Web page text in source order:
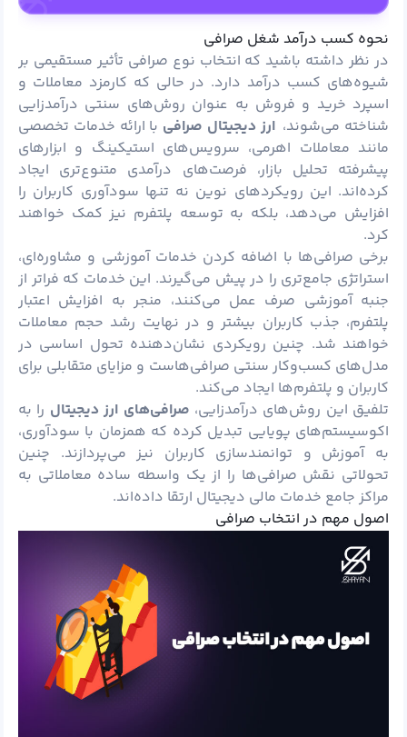
نحوه کسب درآمد شغل صرافی
در نظر داشته باشید که انتخاب نوع صرافی تأثیر مستقیمی بر
شیوه‌های کسب درآمد دارد. در حالی که کارمزد معاملات و
اسپرد خرید و فروش به عنوان روش‌های سنتی درآمدزایی
شناخته می‌شوند، ارز دیجیتال صرافی با ارائه خدمات تخصصی
مانند معاملات اهرمی، سرویس‌های استیکینگ و ابزارهای
پیشرفته تحلیل بازار، فرصت‌های درآمدی متنوع‌تری ایجاد
کرده‌اند. این رویکردهای نوین نه‌ تنها سودآوری کاربران را
افزایش می‌دهد، بلکه به توسعه پلتفرم نیز کمک خواهند
کرد.
برخی صرافی‌ها با اضافه کردن خدمات آموزشی و مشاوره‌ای،
استراتژی جامع‌تری را در پیش می‌گیرند. این خدمات که فراتر از
جنبه آموزشی صرف عمل می‌کنند، منجر به افزایش اعتبار
پلتفرم، جذب کاربران بیشتر و در نهایت رشد حجم معاملات
خواهند شد. چنین رویکردی نشان‌دهنده تحول اساسی در
مدل‌های کسب‌وکار سنتی صرافی‌هاست و مزایای متقابلی برای
کاربران و پلتفرم‌ها ایجاد می‌کند.
تلفیق این روش‌های درآمدزایی، صرافی‌های ارز دیجیتال را به
اکوسیستم‌های پویایی تبدیل کرده که همزمان با سودآوری،
به آموزش و توانمندسازی کاربران نیز می‌پردازند. چنین
تحولاتی نقش صرافی‌ها را از یک واسطه ساده معاملاتی به
مراکز جامع خدمات مالی دیجیتال ارتقا داده‌اند.
اصول مهم در انتخاب صرافی